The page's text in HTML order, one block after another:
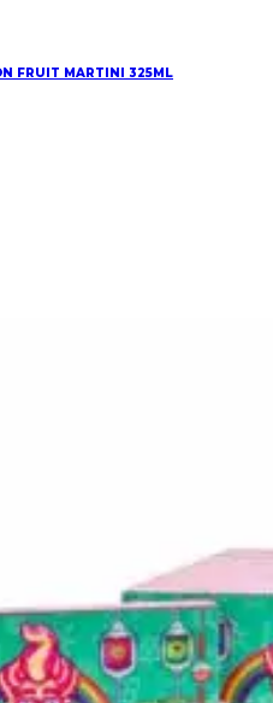
FRUIT MARTINI 325ML